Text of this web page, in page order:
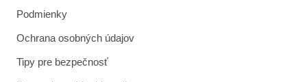
Podmienky
Ochrana osobných údajov
Tipy pre bezpečnosť